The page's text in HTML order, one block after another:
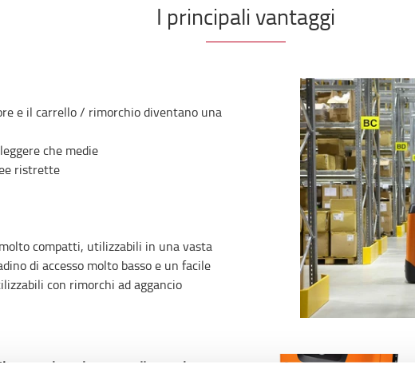
I principali vantaggi
e il carrello / rimorchio diventano una
che medie
ristrette
compatti, utilizzabili in una vasta
di accesso molto basso e un facile
con rimorchi ad aggancio
aggancio unico per collegare i